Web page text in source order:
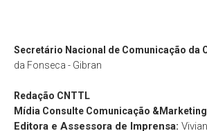
Secretário Nacional de Comunicação da
da Fonseca - Gibran
Redação CNTTL
Mídia Consulte Comunicação &Marketing
Editora e Assessora de Imprensa: